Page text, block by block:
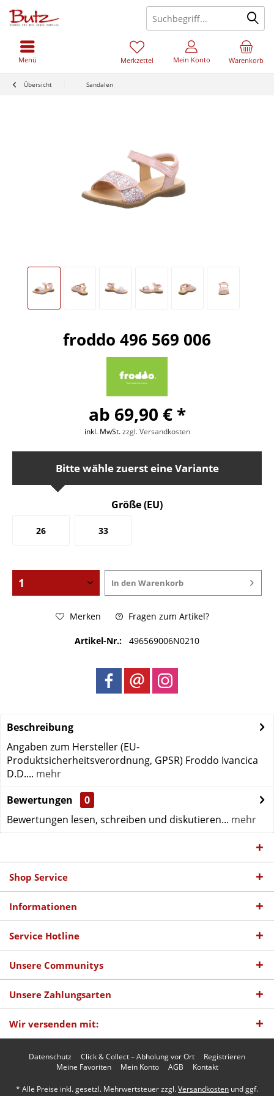
Warenkorb
Merkzettel Mein Konto
Menü
Übersicht Sandalen
froddo 496 569 006
ab 69,90 € *
inkl. MwSt.zzgl. Versandkosten
Bitte wähle zuerst eine Variante
Größe (EU)
26 33
In den Warenkorb
Merken Fragen zum Artikel?
Artikel-Nr.: 496569006N0210
Beschreibung
Angaben zum Hersteller (EU-
Produktsicherheitsverordnung, GPSR) Froddo Ivancica
D.D.... mehr
Bewertungen
0
Bewertungen lesen, schreiben und diskutieren... mehr
Shop Service
Informationen
Service Hotline
Unsere Communitys
Unsere Zahlungsarten
Wir versenden mit:
Datenschutz Click & Collect – Abholung vor Ort
Registrieren
Meine Favoriten
Mein Konto AGB Kontakt
* Alle Preise inkl. gesetzl. Mehrwertsteuer zzgl.Versandkosten und ggf.